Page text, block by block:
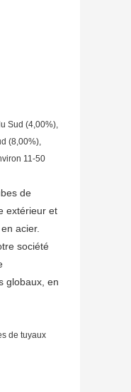
Sud (4,00%),
(8,00%),
11-50
de
extérieur et
acier.
société
globaux, en
de tuyaux